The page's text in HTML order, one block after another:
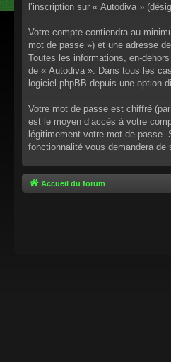
l’inscription sur « Autodiva »
Votre compte contiendra au
mot de passe ») et une adresse
Toutes les informations, en-
de « Autodiva ». Dans tous les
logiciel phpBB depuis une option
Votre mot de passe est chiffré
est le moyen d’accès à votre
légitimement votre mot de passe.
fonctionnalité vous demandera de
Accueil du forum